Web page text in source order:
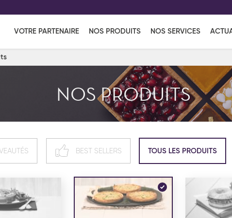
VOTRE PARTENAIRE NOS PRODUITS NOS SERVICES
Réception sucrée
de Coeur Une
NOS PRODUITS
BEST SELLERS TOUS LES PRODUITS